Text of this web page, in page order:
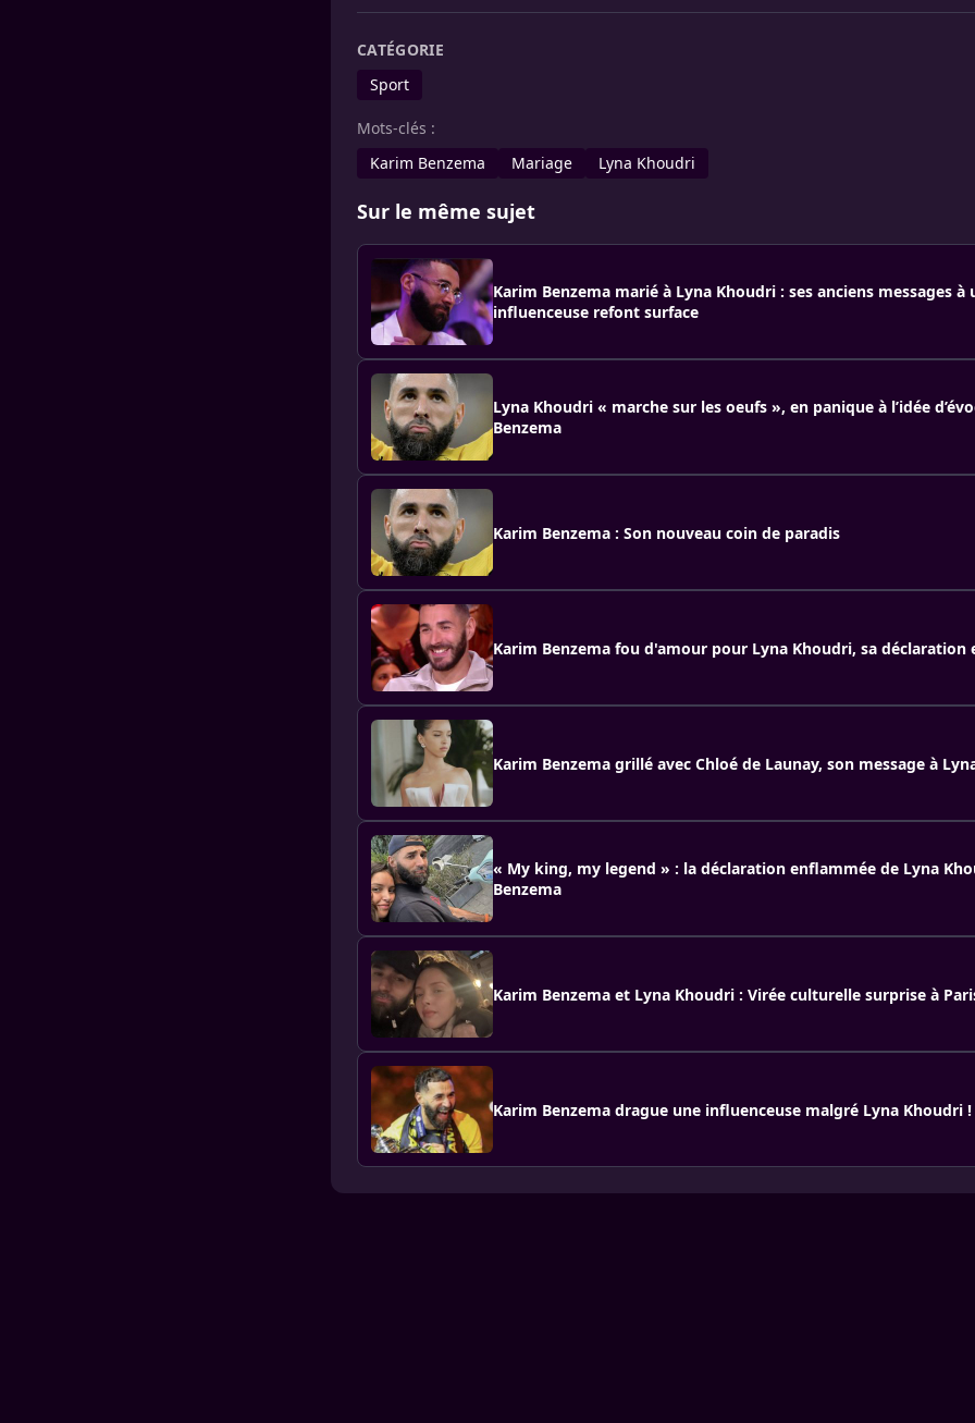
CATÉGORIE
Sport
Mots-clés :
Karim Benzema
Mariage Lyna Khoudri
Sur le même sujet
Karim Benzema marié à Lyna Khoudri : ses anciens messages à
influenceuse refont surface
Lyna Khoudri « marche sur les oeufs », en panique à l’idée
Benzema
Karim Benzema : Son nouveau coin de paradis
Karim Benzema fou d'amour pour Lyna Khoudri, sa déclaration
Karim Benzema grillé avec Chloé de Launay, son message à
« My king, my legend » : la déclaration enflammée de Lyna
Benzema
Karim Benzema et Lyna Khoudri : Virée culturelle surprise à
Karim Benzema drague une influenceuse malgré Lyna Khoudri !